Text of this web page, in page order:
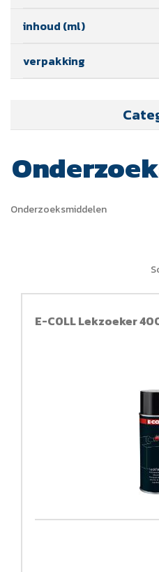
inhoud (ml)
verpakking
Onderzoeksmiddelen
E-COLL Lekzoeker